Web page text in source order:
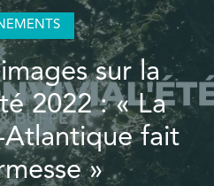
sur la
2022 : « La
Atlantique fait
»